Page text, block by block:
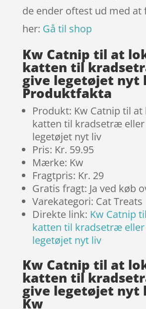
de ender oftest ud med at
her: Gå til shop
Kw Catnip til at
katten til
give legetøjet nyt
Produktfakta
Produkt: Kw Catnip til at
katten til kradsetræ eller
legetøjet nyt liv
Pris: Kr. 59.95
Mærke: Kw
Fragtpris: Kr. 29
Gratis fragt: Ja ved køb
Varekategori: Cat Treats
Direkte link: Kw Catnip
katten til kradsetræ eller
legetøjet nyt liv
Kw Catnip til at
katten til
give legetøjet nyt
Kw